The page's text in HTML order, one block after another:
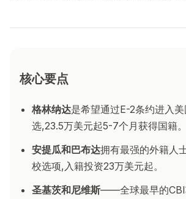
核心要点
格林纳达是希望通过E-2条约进入
选,23.5万美元起5-7个月获得国籍。
安提瓜和巴布达拥有最强的外籍人
校选项,入籍投资23万美元起。
圣基茨和尼维斯——全球最早的CBI